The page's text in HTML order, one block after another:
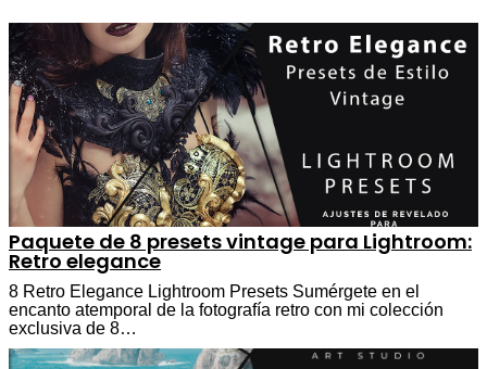
Paquete de 8 presets vintage para Lightroom:
Retro elegance
8 Retro Elegance Lightroom Presets Sumérgete en el
encanto atemporal de la fotografía retro con mi colección
exclusiva de 8…